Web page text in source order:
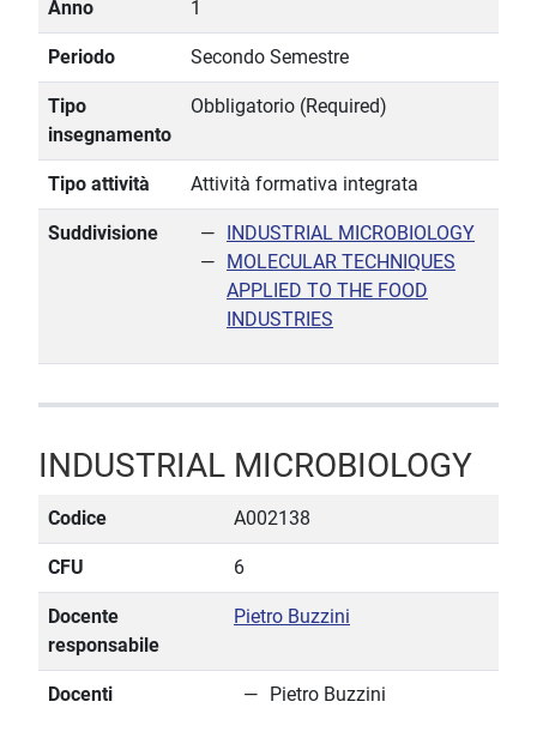
Anno 1
Periodo Secondo Semestre
Tipo
insegnamento
Obbligatorio (Required)
Tipo attività Attività formativa integrata
Suddivisione
INDUSTRIAL MICROBIOLOGY
MOLECULAR TECHNIQUES
APPLIED TO THE FOOD
INDUSTRIES
INDUSTRIAL MICROBIOLOGY
Codice A002138
CFU 6
Docente
responsabile
Pietro Buzzini
Docenti Pietro Buzzini